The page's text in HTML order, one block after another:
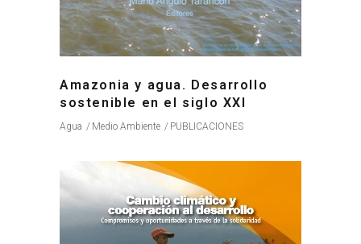
Amazonia y agua. Desarrollo
sostenible en el siglo XXI
Agua Medio Ambiente PUBLICACIONES